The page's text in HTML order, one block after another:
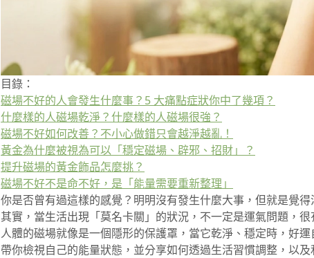
目錄：
磁場不好的人會發生什麼事？5 大痛點症狀你中了幾項？
什麼樣的人磁場乾淨？什麼樣的人磁場很強？
磁場不好如何改善？不小心做錯只會越淨越亂！
黃金為什麼被視為可以「穩定磁場、辟邪、招財」？
提升磁場的黃金飾品怎麼挑？
磁場不好不是命不好，是「能量需要重新整理」
你是否曾有過這樣的感覺？明明沒有發生什麼大事，但就是覺
其實，當生活出現「莫名卡關」的狀況，不一定是運氣問題，
人體的磁場就像是一個隱形的保護罩，當它乾淨、穩定時，好
帶你檢視自己的能量狀態，並分享如何透過生活習慣調整，以